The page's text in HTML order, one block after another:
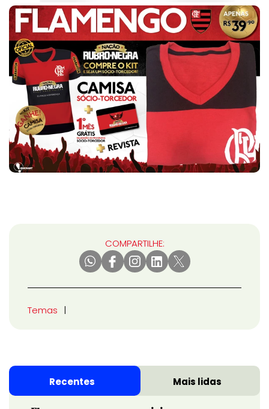
COMPARTILHE:
Temas
Recentes Mais lidas